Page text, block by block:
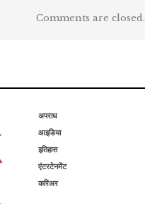
Comments are closed.
अपराध
आइडिया
इतिहास
एंटरटेनमेंट
करिअर